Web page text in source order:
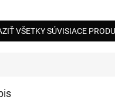
VŠETKY SÚVISIACE